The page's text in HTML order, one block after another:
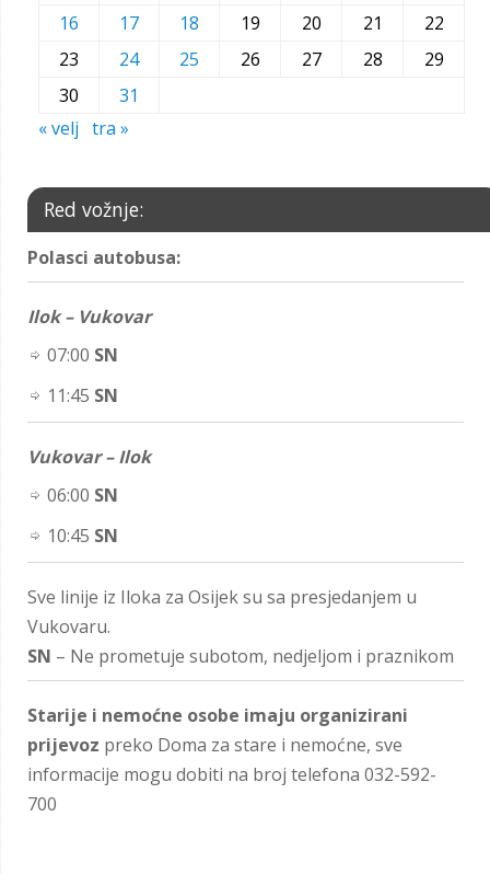
16
17 18 19 20 21
22
23
24 25 26 27 28
29
30
31
« velj tra »
Red vožnje:
Polasci autobusa:
Ilok – Vukovar
07:00 SN
11:45 SN
Vukovar – Ilok
06:00 SN
10:45 SN
Sve linije iz Iloka za Osijek su sa presjedanjem u
Vukovaru.
SN – Ne prometuje subotom, nedjeljom i praznikom
Starije i nemoćne osobe imaju organizirani
prijevoz preko Doma za stare i nemoćne, sve
informacije mogu dobiti na broj telefona 032-592-
700